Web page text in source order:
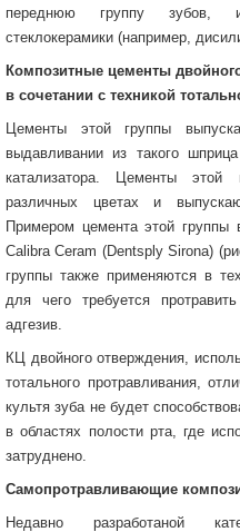
переднюю группу зубов,
стеклокерамики (например,
Композитные цементы
в сочетании с техникой
Цементы этой группы
выдавливании из такого
катализатора. Цементы
различных цветах и
Примером цемента этой группы
Calibra Ceram (Dentsply Sirona)
группы также применяются в
для чего требуется
адгезив.
КЦ двойного отверждения,
тотального протравливания,
культя зуба не будет
в областях полости рта, где
затруднено.
Самопротравливающие
Недавно разработаной